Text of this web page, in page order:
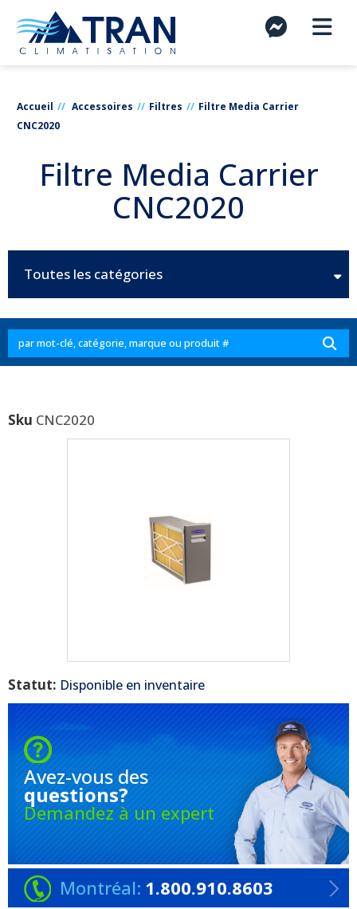
Accueil Accessoires Filtres
Filtre Media Carrier
CNC2020
Filtre Media Carrier
CNC2020
Toutes les catégories
Sku CNC2020
Statut: Disponible en inventaire
Avez-vous des
questions?
Demandez à un expert
Montréal: 1.800.910.8603